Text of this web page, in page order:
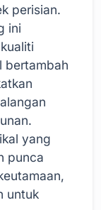
perisian.
ini
bertambah
yang
punca
untuk